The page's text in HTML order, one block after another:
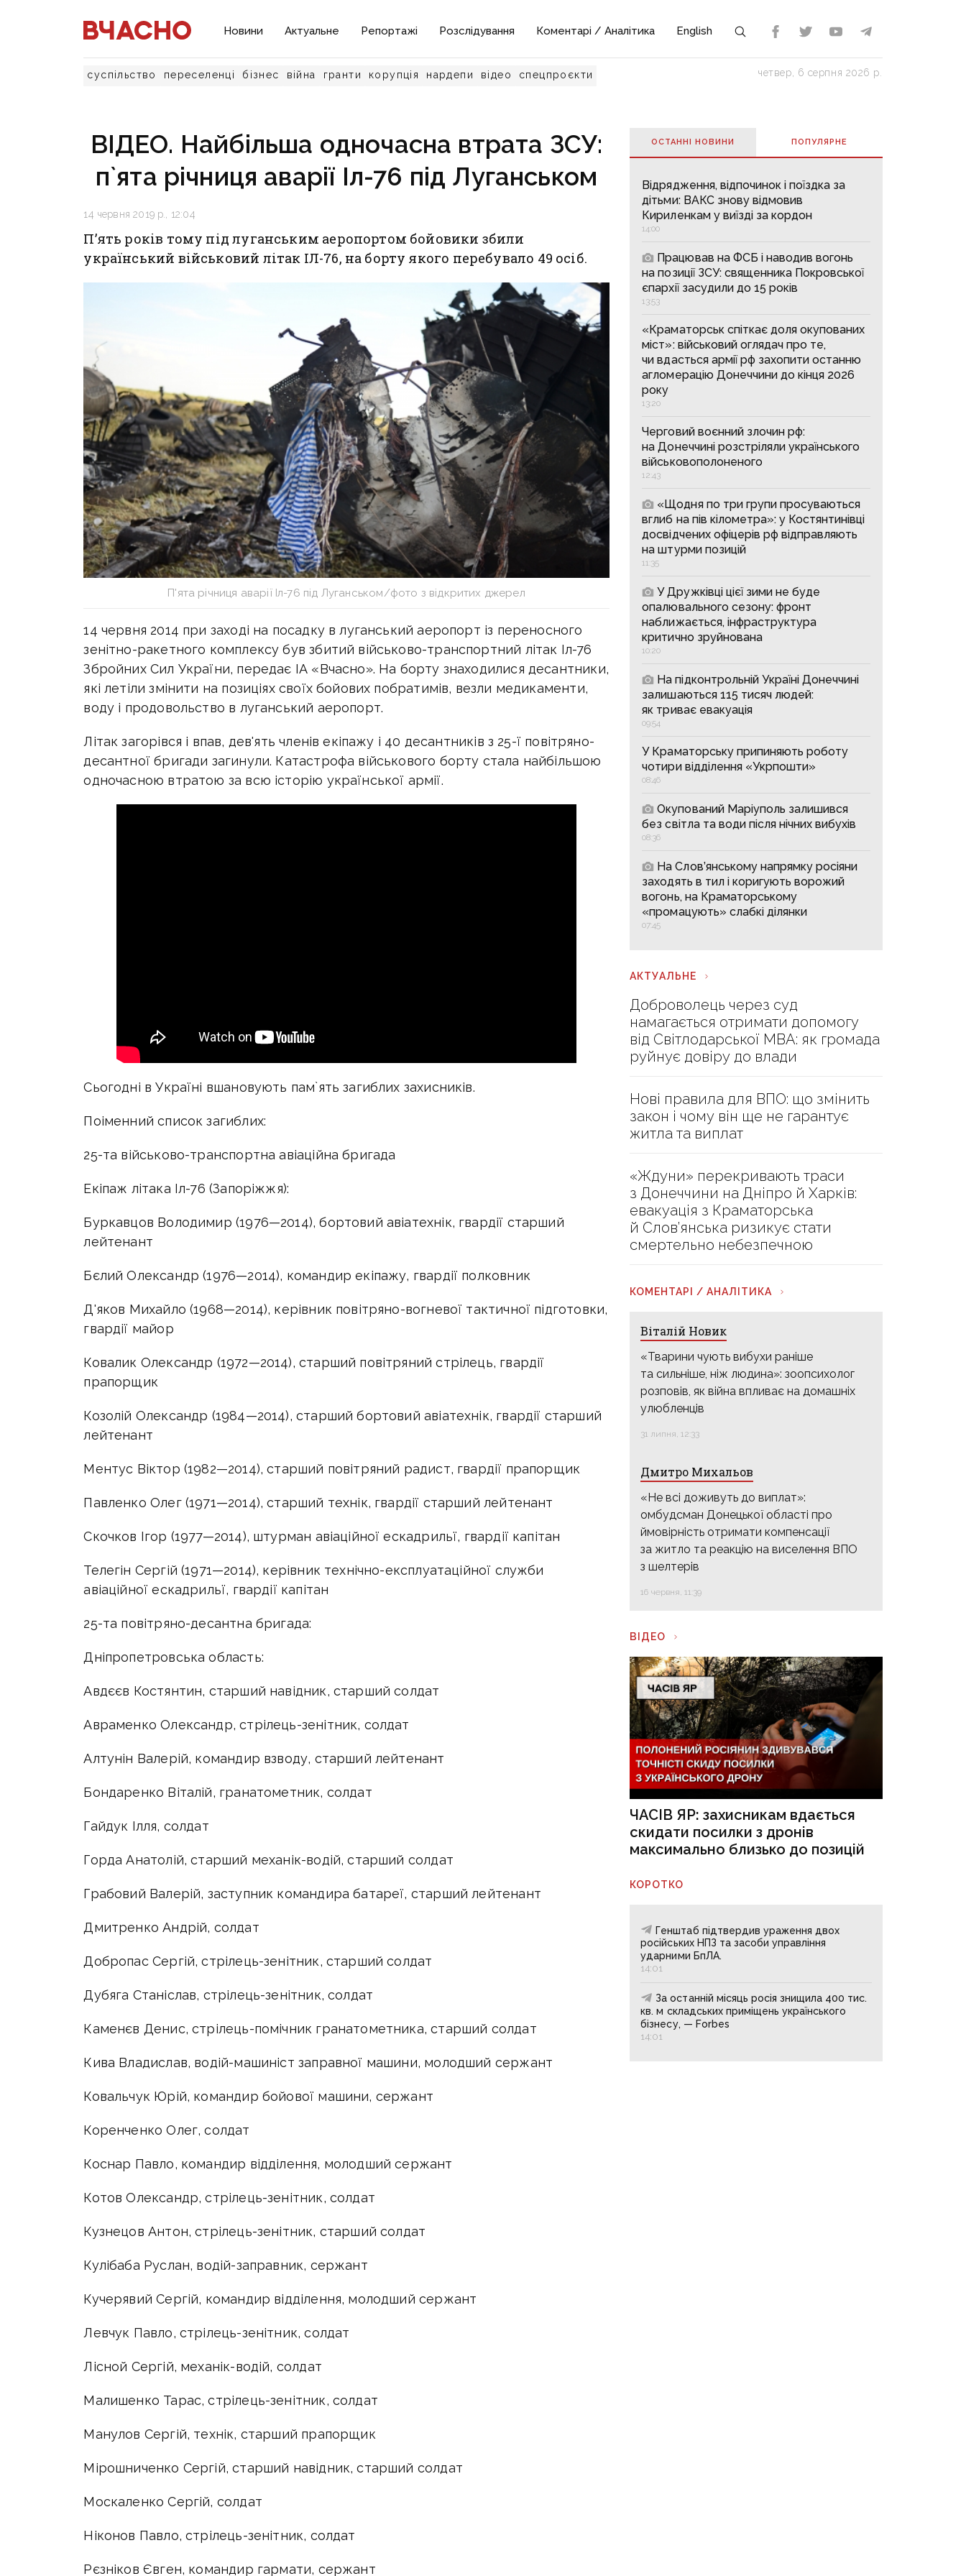
Новини Актуальне Репортажі Розслідування Коментарі / Аналітика English
суспільство переселенці бізнес війна гранти корупція нардепи відео спецпроєкти четвер, 6 серпня 2026 р.
ВІДЕО. Найбільша одночасна втрата ЗСУ:
п`ята річниця аварії Іл-76 під Луганськом
14 червня 2019 р., 12:04
П’ять років тому під луганським аеропортом бойовики збили
український військовий літак ІЛ-76, на борту якого перебувало 49 осіб.
П'ята річниця аварії Іл-76 під Луганськом/фото з відкритих джерел
14 червня 2014 при заході на посадку в луганський аеропорт із переносного
зенітно-ракетного комплексу був збитий військово-транспортний літак Іл-76
Збройних Сил України, передає ІА «Вчасно». На борту знаходилися десантники,
які летіли змінити на позиціях своїх бойових побратимів, везли медикаменти,
воду і продовольство в луганський аеропорт.
Літак загорівся і впав, дев'ять членів екіпажу і 40 десантників з 25-ї повітряно-
десантної бригади загинули. Катастрофа військового борту стала найбільшою
одночасною втратою за всю історію української армії.
Сьогодні в Україні вшановують пам`ять загиблих захисників.
Поіменний список загиблих:
25-та військово-транспортна авіаційна бригада
Екіпаж літака Іл-76 (Запоріжжя):
Буркавцов Володимир (1976—2014), бортовий авіатехнік, гвардії старший
лейтенант
Бєлий Олександр (1976—2014), командир екіпажу, гвардії полковник
Д'яков Михайло (1968—2014), керівник повітряно-вогневої тактичної підготовки,
гвардії майор
Ковалик Олександр (1972—2014), старший повітряний стрілець, гвардії
прапорщик
Козолій Олександр (1984—2014), старший бортовий авіатехнік, гвардії старший
лейтенант
Ментус Віктор (1982—2014), старший повітряний радист, гвардії прапорщик
Павленко Олег (1971—2014), старший технік, гвардії старший лейтенант
Скочков Ігор (1977—2014), штурман авіаційної ескадрильї, гвардії капітан
Телегін Сергій (1971—2014), керівник технічно-експлуатаційної служби
авіаційної ескадрильї, гвардії капітан
25-та повітряно-десантна бригада:
Дніпропетровська область:
Авдєєв Костянтин, старший навідник, старший солдат
Авраменко Олександр, стрілець-зенітник, солдат
Алтунін Валерій, командир взводу, старший лейтенант
Бондаренко Віталій, гранатометник, солдат
Гайдук Ілля, солдат
Горда Анатолій, старший механік-водій, старший солдат
Грабовий Валерій, заступник командира батареї, старший лейтенант
Дмитренко Андрій, солдат
Добропас Сергій, стрілець-зенітник, старший солдат
Дубяга Станіслав, стрілець-зенітник, солдат
Каменєв Денис, стрілець-помічник гранатометника, старший солдат
Кива Владислав, водій-машиніст заправної машини, молодший сержант
Ковальчук Юрій, командир бойової машини, сержант
Коренченко Олег, солдат
Коснар Павло, командир відділення, молодший сержант
Котов Олександр, стрілець-зенітник, солдат
Кузнецов Антон, стрілець-зенітник, старший солдат
Кулібаба Руслан, водій-заправник, сержант
Кучерявий Сергій, командир відділення, молодший сержант
Левчук Павло, стрілець-зенітник, солдат
Лісной Сергій, механік-водій, солдат
Малишенко Тарас, стрілець-зенітник, солдат
Манулов Сергій, технік, старший прапорщик
Мірошниченко Сергій, старший навідник, старший солдат
Москаленко Сергій, солдат
Ніконов Павло, стрілець-зенітник, солдат
Рєзніков Євген, командир гармати, сержант
ОСТАННІ НОВИНИ ПОПУЛЯРНE
Відрядження, відпочинок і поїздка за
дітьми: ВАКС знову відмовив
Кириленкам у виїзді за кордон
14:00
Працював на ФСБ і наводив вогонь
на позиції ЗСУ: священника Покровської
єпархії засудили до 15 років
13:53
«Краматорськ спіткає доля окупованих
міст»: військовий оглядач про те,
чи вдасться армії рф захопити останню
агломерацію Донеччини до кінця 2026
року
13:20
Черговий воєнний злочин рф:
на Донеччині розстріляли українського
військовополоненого
12:43
«Щодня по три групи просуваються
вглиб на пів кілометра»: у Костянтинівці
досвідчених офіцерів рф відправляють
на штурми позицій
11:35
У Дружківці цієї зими не буде
опалювального сезону: фронт
наближається, інфраструктура
критично зруйнована
10:20
На підконтрольній Україні Донеччині
залишаються 115 тисяч людей:
як триває евакуація
09:54
У Краматорську припиняють роботу
чотири відділення «Укрпошти»
08:46
Окупований Маріуполь залишився
без світла та води після нічних вибухів
08:36
На Слов’янському напрямку росіяни
заходять в тил і коригують ворожий
вогонь, на Краматорському
«промацують» слабкі ділянки
07:45
АКТУАЛЬНЕ
Доброволець через суд
намагається отримати допомогу
від Світлодарської МВА: як громада
руйнує довіру до влади
Нові правила для ВПО: що змінить
закон і чому він ще не гарантує
житла та виплат
«Ждуни» перекривають траси
з Донеччини на Дніпро й Харків:
евакуація з Краматорська
й Слов’янська ризикує стати
смертельно небезпечною
КОМЕНТАРІ / АНАЛІТИКА
Віталій Новик
«Тварини чують вибухи раніше
та сильніше, ніж людина»: зоопсихолог
розповів, як війна впливає на домашніх
улюбленців
31 липня, 12:33
Дмитро Михальов
«Не всі доживуть до виплат»:
омбудсман Донецької області про
ймовірність отримати компенсації
за житло та реакцію на виселення ВПО
з шелтерів
16 червня, 11:39
ВІДЕО
ЧАСІВ ЯР: захисникам вдається
скидати посилки з дронів
максимально близько до позицій
КОРОТКО
Генштаб підтвердив ураження двох
російських НПЗ та засоби управління
ударними БпЛА.
14:01
За останній місяць росія знищила 400 тис.
кв. м складських приміщень українського
бізнесу, — Forbes
14:01